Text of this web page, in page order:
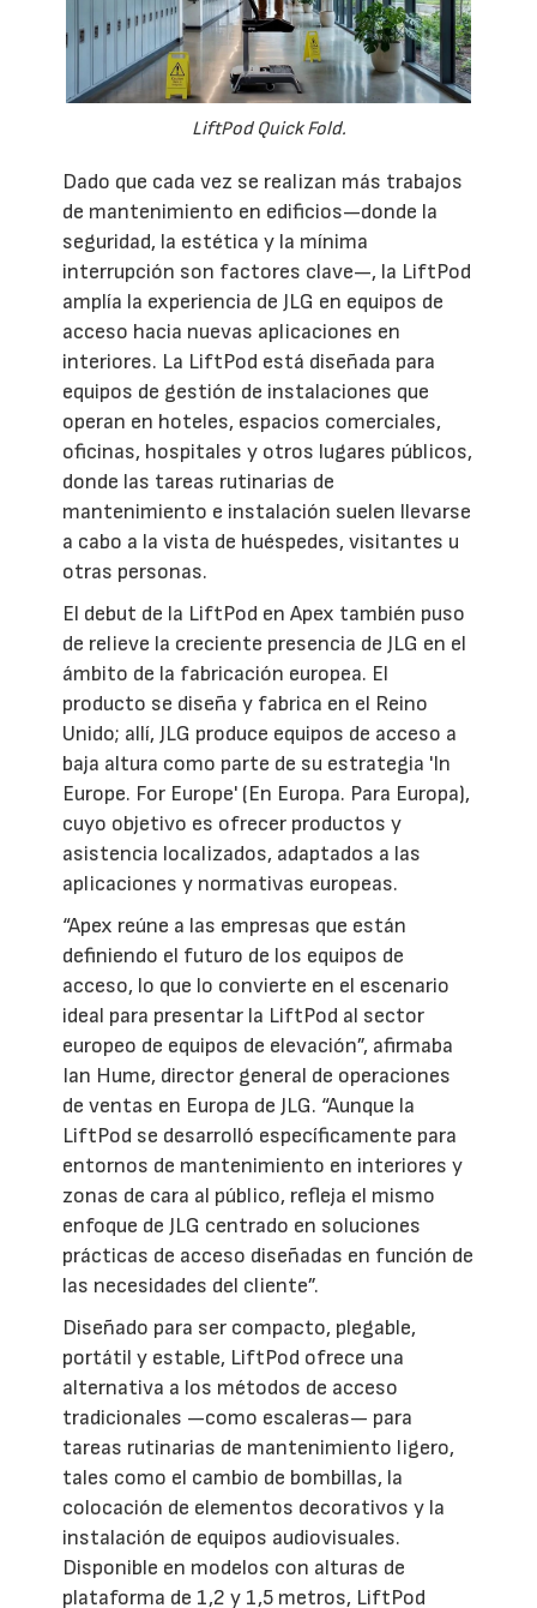
LiftPod Quick Fold.
Dado que cada vez se realizan más trabajos
de mantenimiento en edificios—donde la
seguridad, la estética y la mínima
interrupción son factores clave—, la LiftPod
amplía la experiencia de JLG en equipos de
acceso hacia nuevas aplicaciones en
interiores. La LiftPod está diseñada para
equipos de gestión de instalaciones que
operan en hoteles, espacios comerciales,
oficinas, hospitales y otros lugares públicos,
donde las tareas rutinarias de
mantenimiento e instalación suelen llevarse
a cabo a la vista de huéspedes, visitantes u
otras personas.
El debut de la LiftPod en Apex también puso
de relieve la creciente presencia de JLG en el
ámbito de la fabricación europea. El
producto se diseña y fabrica en el Reino
Unido; allí, JLG produce equipos de acceso a
baja altura como parte de su estrategia 'In
Europe. For Europe' (En Europa. Para Europa),
cuyo objetivo es ofrecer productos y
asistencia localizados, adaptados a las
aplicaciones y normativas europeas.
“Apex reúne a las empresas que están
definiendo el futuro de los equipos de
acceso, lo que lo convierte en el escenario
ideal para presentar la LiftPod al sector
europeo de equipos de elevación”, afirmaba
Ian Hume, director general de operaciones
de ventas en Europa de JLG. “Aunque la
LiftPod se desarrolló específicamente para
entornos de mantenimiento en interiores y
zonas de cara al público, refleja el mismo
enfoque de JLG centrado en soluciones
prácticas de acceso diseñadas en función de
las necesidades del cliente”.
Diseñado para ser compacto, plegable,
portátil y estable, LiftPod ofrece una
alternativa a los métodos de acceso
tradicionales —como escaleras— para
tareas rutinarias de mantenimiento ligero,
tales como el cambio de bombillas, la
colocación de elementos decorativos y la
instalación de equipos audiovisuales.
Disponible en modelos con alturas de
plataforma de 1,2 y 1,5 metros, LiftPod